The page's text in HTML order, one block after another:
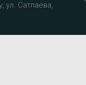
ул. Сатпаева,